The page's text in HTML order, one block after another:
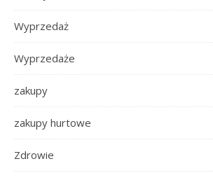
Wyprzedaż
Wyprzedaże
zakupy
zakupy hurtowe
Zdrowie